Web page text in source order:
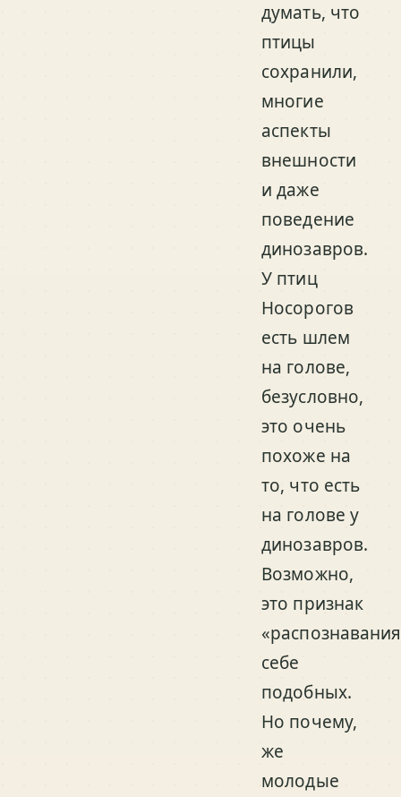
думать, что
птицы
сохранили,
многие
аспекты
внешности
и даже
поведение
динозавров.
У птиц
Носорогов
есть шлем
на голове,
безусловно,
это очень
похоже на
то, что есть
на голове у
динозавров.
Возможно,
это признак
себе
подобных.
Но почему,
же
молодые